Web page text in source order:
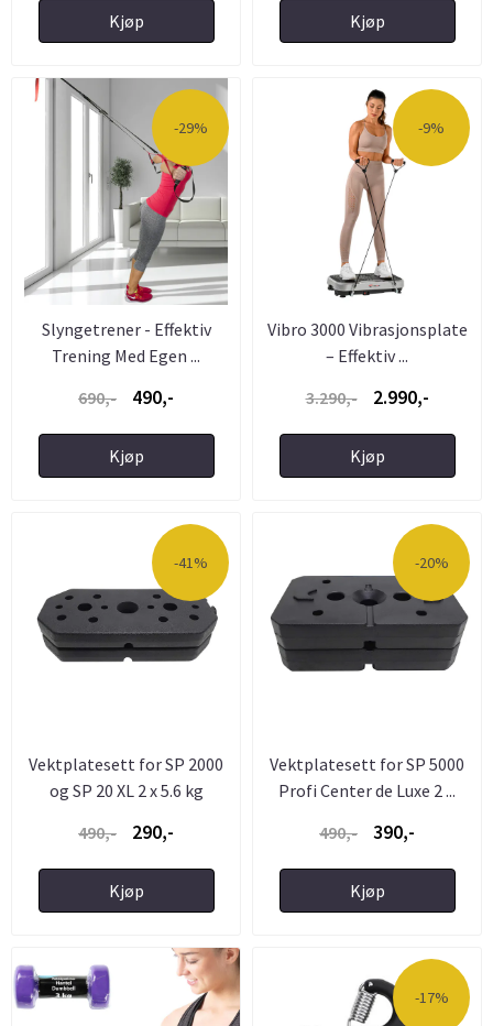
Kjøp Kjøp
-29%
Slyngetrener - Effektiv
Trening Med Egen ...
690,-
490,-
Kjøp
-9%
Vibro 3000 Vibrasjonsplate
– Effektiv ...
3.290,-
2.990,-
Kjøp
-41%
Vektplatesett for SP 2000
og SP 20 XL 2 x 5.6 kg
490,-
290,-
Kjøp
-20%
Vektplatesett for SP 5000
Profi Center de Luxe 2 ...
490,-
390,-
Kjøp
-17%